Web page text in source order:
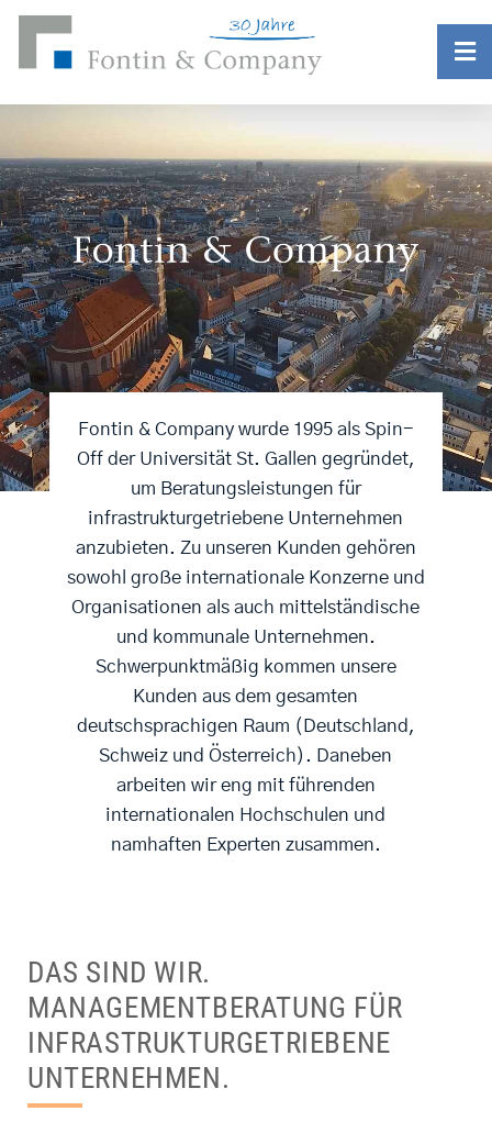
Fontin & Company wurde 1995 als Spin-
Off der Universität St. Gallen gegründet,
um Beratungsleistungen für
infrastrukturgetriebene Unternehmen
anzubieten. Zu unseren Kunden gehören
sowohl große internationale Konzerne und
Organisationen als auch mittelständische
und kommunale Unternehmen.
Schwerpunktmäßig kommen unsere
Kunden aus dem gesamten
deutschsprachigen Raum (Deutschland,
Schweiz und Österreich). Daneben
arbeiten wir eng mit führenden
internationalen Hochschulen und
namhaften Experten zusammen.
DAS SIND WIR.
MANAGEMENTBERATUNG FÜR
INFRASTRUKTURGETRIEBENE
UNTERNEHMEN.